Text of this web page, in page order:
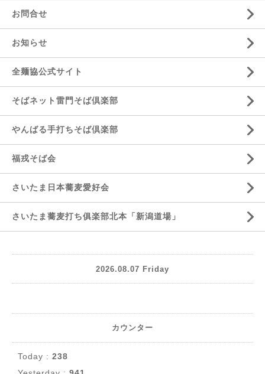
お問合せ
お知らせ
全麺協公式サイト
そばネット雷門そば倶楽部
やんばる手打ちそば倶楽部
福戎そば会
さいたま日本蕎麦愛好会
さいたま蕎麦打ち俱楽部北本「新潟道場」
2026.08.07 Friday
カウンター
Today : 238